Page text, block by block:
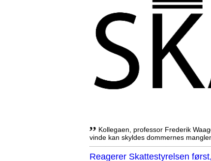
,, Kollegaen, professor Frederik
vinde kan skyldes dommernes
Reagerer Skattestyrelsen